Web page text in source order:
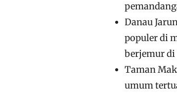
Danau
populer di
berjemur di
Taman
umum